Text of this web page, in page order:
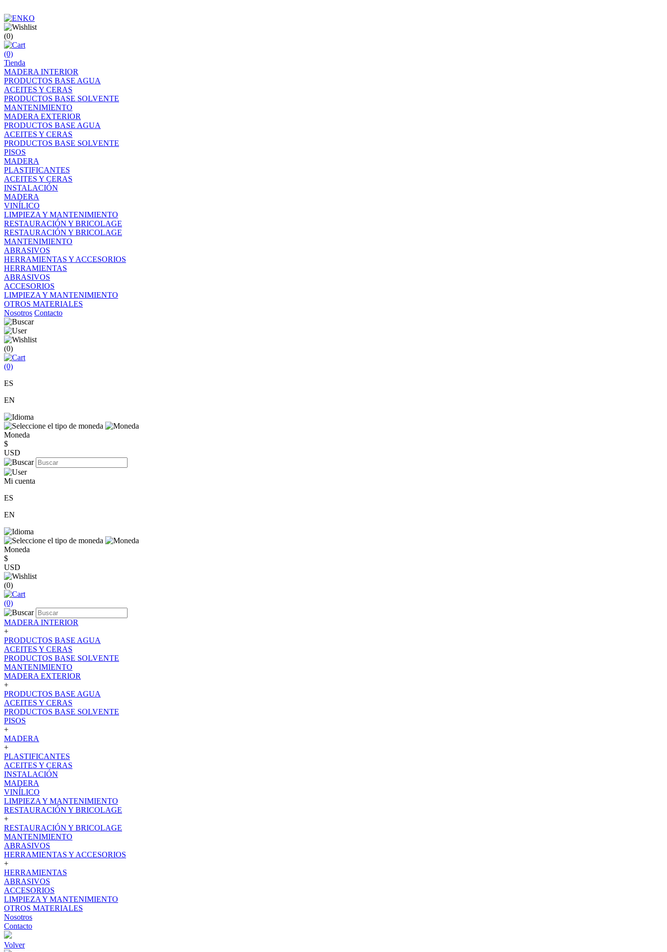
(0)
(0)
Tienda
MADERA INTERIOR
PRODUCTOS BASE AGUA
ACEITES Y CERAS
PRODUCTOS BASE SOLVENTE
MANTENIMIENTO
MADERA EXTERIOR
PRODUCTOS BASE AGUA
ACEITES Y CERAS
PRODUCTOS BASE SOLVENTE
PISOS
MADERA
PLASTIFICANTES
ACEITES Y CERAS
INSTALACIÓN
MADERA
VINÍLICO
LIMPIEZA Y MANTENIMIENTO
RESTAURACIÓN Y BRICOLAGE
RESTAURACIÓN Y BRICOLAGE
MANTENIMIENTO
ABRASIVOS
HERRAMIENTAS Y ACCESORIOS
HERRAMIENTAS
ABRASIVOS
ACCESORIOS
LIMPIEZA Y MANTENIMIENTO
OTROS MATERIALES
Nosotros Contacto
(0)
(0)
ES
EN
Moneda
$
USD
Mi cuenta
ES
EN
Moneda
$
USD
(0)
(0)
MADERA INTERIOR
+
PRODUCTOS BASE AGUA
ACEITES Y CERAS
PRODUCTOS BASE SOLVENTE
MANTENIMIENTO
MADERA EXTERIOR
+
PRODUCTOS BASE AGUA
ACEITES Y CERAS
PRODUCTOS BASE SOLVENTE
PISOS
+
MADERA
+
PLASTIFICANTES
ACEITES Y CERAS
INSTALACIÓN
MADERA
VINÍLICO
LIMPIEZA Y MANTENIMIENTO
RESTAURACIÓN Y BRICOLAGE
+
RESTAURACIÓN Y BRICOLAGE
MANTENIMIENTO
ABRASIVOS
HERRAMIENTAS Y ACCESORIOS
+
HERRAMIENTAS
ABRASIVOS
ACCESORIOS
LIMPIEZA Y MANTENIMIENTO
OTROS MATERIALES
Nosotros
Contacto
Volver